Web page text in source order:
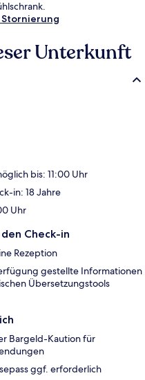
Unterkunft
bis: 11:00 Uhr
in: 18 Jahre
Uhr
Check-in
Rezeption
gestellte Informationen
Übersetzungstools
Bargeld-Kaution für
ggf. erforderlich